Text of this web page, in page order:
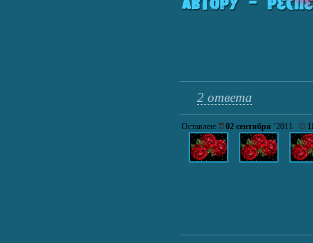
2 ответа
Оставлен: 02 сентября ’2011